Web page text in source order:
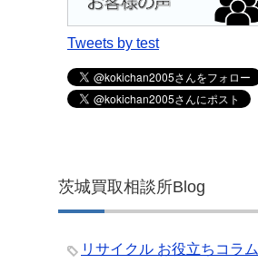
Tweets by test
茨城買取相談所Blog
リサイクル お役立ちコラム